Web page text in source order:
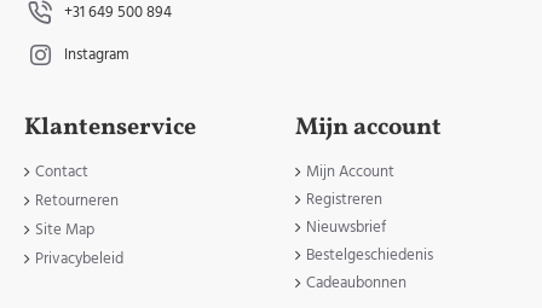
+31 649 500 894
Instagram
Klantenservice
Contact
Retourneren
Site Map
Privacybeleid
Mijn account
Mijn Account
Registreren
Nieuwsbrief
Bestelgeschiedenis
Cadeaubonnen